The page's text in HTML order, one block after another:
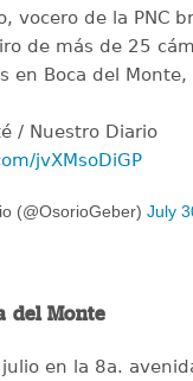
vocero de la PNC
de más de 25
en Boca del Monte,
/ Nuestro Diario
jvXMsoDiGP
(@OsorioGeber) July
del Monte
en la 8a.